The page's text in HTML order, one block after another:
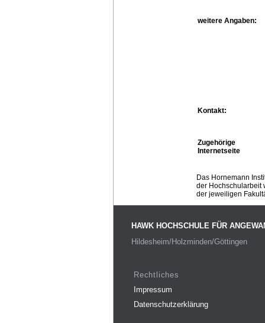
weitere Angaben:
Kontakt:
Zugehörige
Internetseite
Das Hornemann
der Hochschularbeit
der jeweiligen
HAWK HOCHSCHULE FÜR
Hildesheim/Holzminden/Göttingen
Rechtliches
Impressum
Datenschutzerklärung